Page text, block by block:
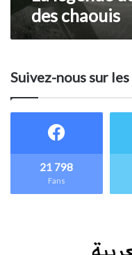
des chaouis
Suivez-nous sur
21 798
Fans